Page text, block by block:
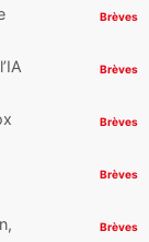
Brèves
Brèves
Brèves
Brèves
Brèves